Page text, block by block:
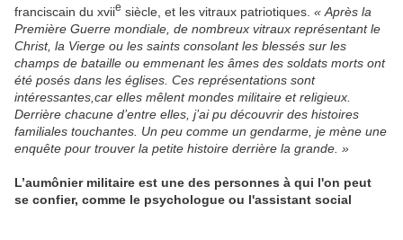
franciscain du xviie siècle, et les vitraux patriotiques. « Après la
Première Guerre mondiale, de nombreux vitraux représentant le
Christ, la Vierge ou les saints consolant les blessés sur les
champs de bataille ou emmenant les âmes des soldats morts ont
été posés dans les églises. Ces représentations sont
intéressantes, car elles mêlent mondes militaire et religieux.
Derrière chacune d’entre elles, j’ai pu découvrir des histoires
familiales touchantes. Un peu comme un gendarme, je mène une
enquête pour trouver la petite histoire derrière la grande. »
L’aumônier militaire est une des personnes à qui l'on peut
se confier, comme le psychologue ou l'assistant social